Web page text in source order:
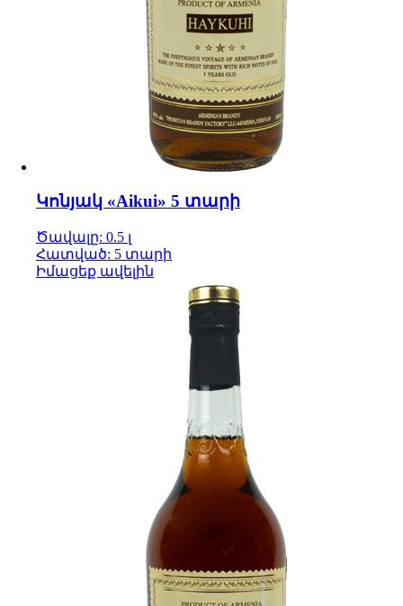
Կոնյակ «Aikui» 5 տարի
Ծավալը: 0.5 լ
Հատված: 5 տարի
Իմացեք ավելին